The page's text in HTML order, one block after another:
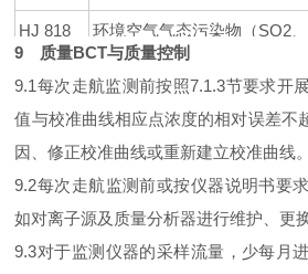
HJ 818 环境空气气态污染物（SO2
9 质量BCT与质量控制
9.1每次走航监测前按照7.1.3节要求开
值与校准曲线相应点浓度的相对误差不
因、修正校准曲线或重新建立校准曲线。
9.2每次走航监测前或按仪器说明书要
如对离子源及质量分析器进行维护、更
9.3对于监测仪器的采样流量，少每月